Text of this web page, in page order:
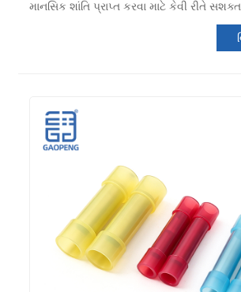
માનસિક શાંતિ પ્રાપ્ત કરવા માટે કેવી રીતે